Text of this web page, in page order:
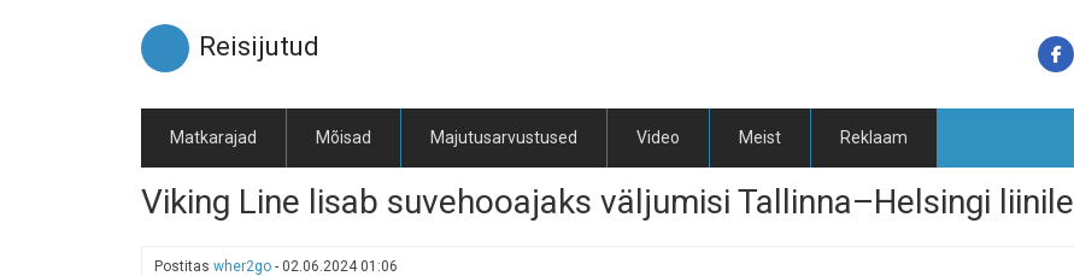
Reisijutud
Matkarajad Mõisad Majutusarvustused Video Meist Reklaam
Viking Line lisab suvehooajaks väljumisi Tallinna–Helsingi liinile
Postitas wher2go - 02.06.2024 01:06